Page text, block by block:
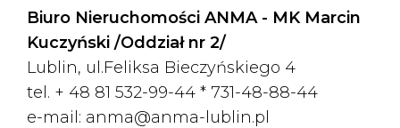
Biuro Nieruchomości ANMA - MK Marcin
Kuczyński /Oddział nr 2/
Lublin, ul.Feliksa Bieczyńskiego 4
tel. + 48 81 532-99-44 * 731-48-88-44
e-mail: anma@anma-lublin.pl